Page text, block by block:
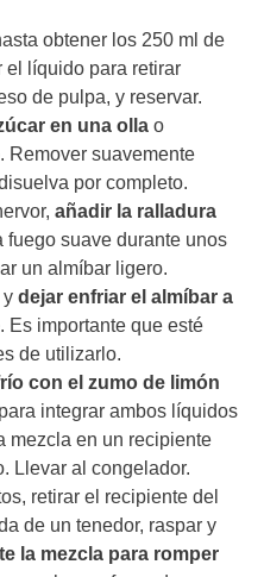
obtener los 250 ml de
el líquido para retirar
de pulpa, y reservar.
en una olla o
Remover suavemente
por completo.
añadir la ralladura
fuego suave durante unos
un almíbar ligero.
y dejar enfriar el almíbar a
. Es importante que esté
de utilizarlo.
con el zumo de limón
integrar ambos líquidos
mezcla en un recipiente
Llevar al congelador.
retirar el recipiente del
de un tenedor, raspar y
la mezcla para romper